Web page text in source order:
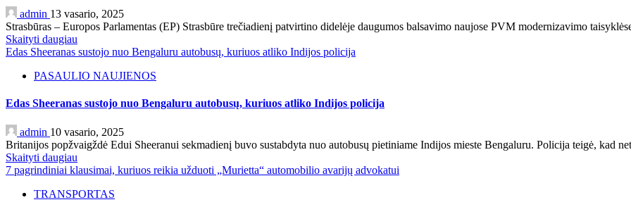
admin 13 vasario, 2025
Strasbūras – Europos Parlamentas (EP) Strasbūre trečiadienį patvirtino didelėje daugumos balsavimo naujose PVM modernizavimo
Skaityti daugiau
Edas Sheeranas sustojo nuo Bengaluru autobusų, kuriuos atliko Indijos policija
PASAULIO NAUJIENOS
Edas Sheeranas sustojo nuo Bengaluru autobusų, kuriuos atliko Indijos policija
admin 10 vasario, 2025
Britanijos popžvaigždė Edui Sheeranui sekmadienį buvo sustabdyta nuo autobusų pietiniame Indijos mieste Bengaluru. Policija teigė, kad
Skaityti daugiau
7 pagrindiniai klausimai, kuriuos reikia užduoti „Murietta“ automobilio avarijų advokatui
TRANSPORTAS